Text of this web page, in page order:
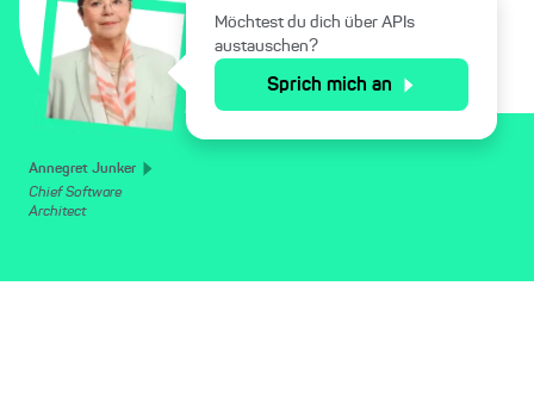
Annegret Junker
Chief Software
Architect
Möchtest du dich über APIs
austauschen?
Sprich mich an